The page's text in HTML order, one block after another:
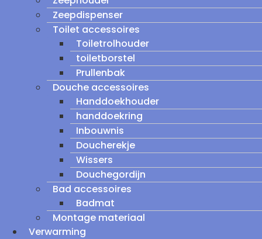
Zeepdispenser
Toilet accessoires
Toiletrolhouder
toiletborstel
Prullenbak
Douche accessoires
Handdoekhouder
handdoekring
Inbouwnis
Doucherekje
Wissers
Douchegordijn
Bad accessoires
Badmat
Montage materiaal
Verwarming